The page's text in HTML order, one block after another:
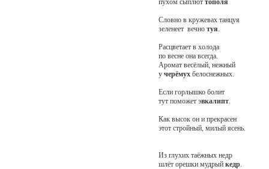
Словно в кружевах танцуя
зеленеет вечно туя
Расцветает в холода
по весне она всегда.
Аромат весёлый, нежный
у черёмухбелоснежных.
Если горлышко болит
тут поможет эвкалипт.
Как высок он и прекрасен
этот стройный, милый ясень.
Из глухих таёжных недр
шлёт орешки мудрый кедр.